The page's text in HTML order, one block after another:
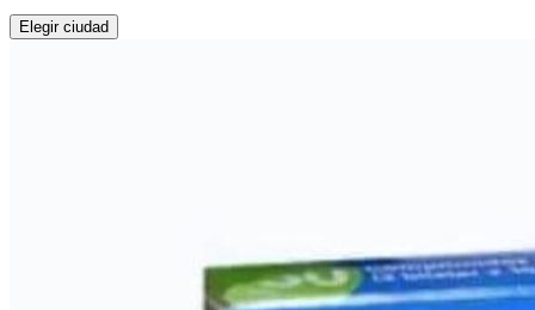
Elegir ciudad